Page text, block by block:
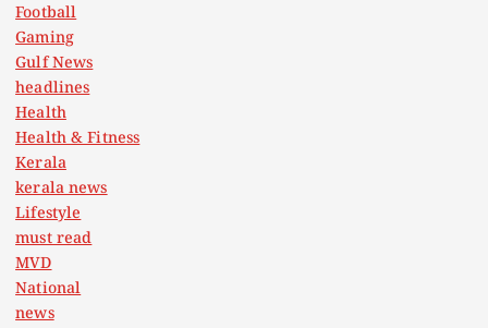
Football
Gaming
Gulf News
headlines
Health
Health & Fitness
Kerala
kerala news
Lifestyle
must read
MVD
National
news